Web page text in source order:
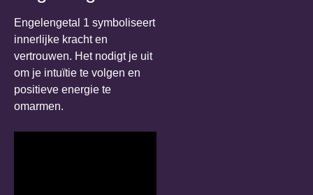
Engelengetal 1 symboliseert
innerlijke kracht en
vertrouwen. Het nodigt je uit
om je intuïtie te volgen en
positieve energie te
omarmen.